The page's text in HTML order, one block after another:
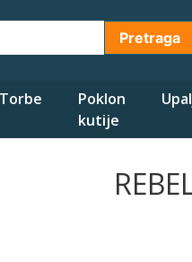
Pretraga
Torbe
Poklon
kutije